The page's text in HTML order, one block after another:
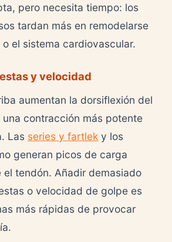
pero necesita tiempo: los
tardan más en remodelarse
el sistema cardiovascular.
y velocidad
aumentan la dorsiflexión del
contracción más potente
Las series y fartlek y los
generan picos de carga
el tendón. Añadir demasiado
o velocidad de golpe es
más rápidas de provocar